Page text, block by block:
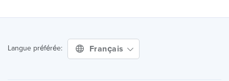
Langue préférée: Français